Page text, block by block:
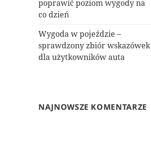
poprawić poziom wygody na
co dzień
Wygoda w pojeździe –
sprawdzony zbiór wskazówek
dla użytkowników auta
NAJNOWSZE KOMENTARZE